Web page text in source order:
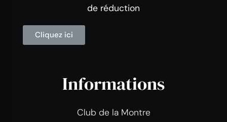
de réduction
Cliquez ici
Informations
Club de la Montre